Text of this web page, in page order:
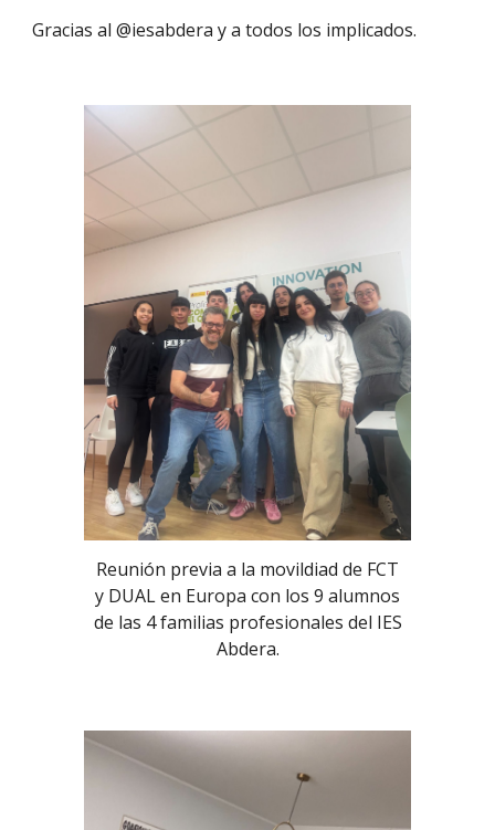
Gracias al @iesabdera y a todos los implicados.
Reunión previa a la movildiad de FCT
y DUAL en Europa con los 9 alumnos
de las 4 familias profesionales del IES
Abdera.